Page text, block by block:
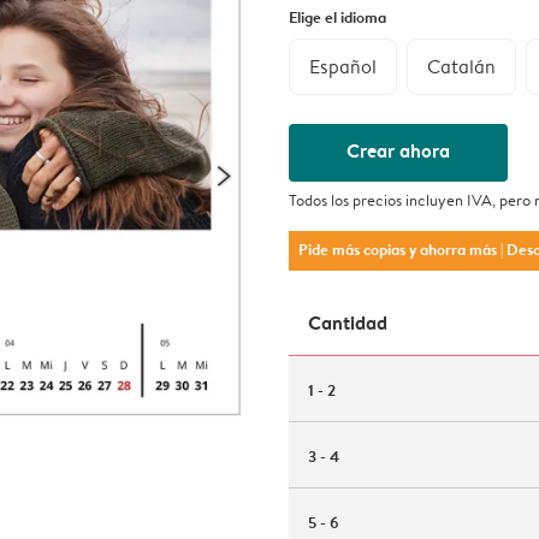
Elige el idioma
Español Catalán
Crear ahora
Todos los precios incluyen IVA, pero
Pide más copias y ahorra más|
Cantidad
1 - 2
3 - 4
5 - 6